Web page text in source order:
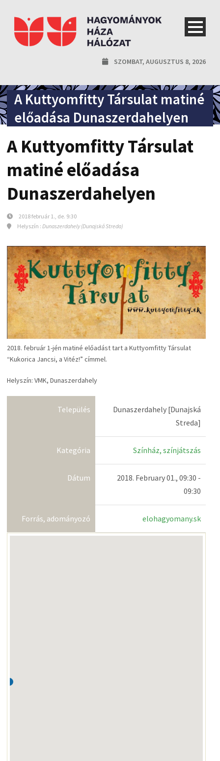
SZOMBAT, AUGUSZTUS 8, 2026
A Kuttyomfitty Társulat matiné
előadása Dunaszerdahelyen
A Kuttyomfitty Társulat
matiné előadása
Dunaszerdahelyen
2018 február 1., de. 9:30
Helyszín : Dunaszerdahely (Dunajská Streda)
2018. február 1-jén matiné előadást tart a Kuttyomfitty Társulat
“Kukorica Jancsi, a Vitéz!” címmel.
Helyszín: VMK, Dunaszerdahely
Település
Dunaszerdahely [Dunajská
Streda]
Kategória Színház, színjátszás
Dátum
2018. February 01., 09:30 -
09:30
Forrás, adományozó elohagyomany.sk